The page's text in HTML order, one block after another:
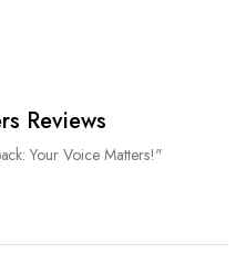
Reviews
Your Voice Matters!"